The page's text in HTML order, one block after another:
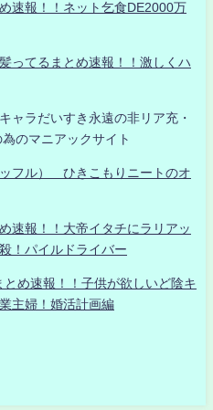
速報！！ネット乞食DE2000万
ってるまとめ速報！！激しくハ
ャラだいすき永遠の非リア充・
のマニアックサイト
フル） ひきこもりニートのオ
速報！！大帝イタチにラリアッ
！パイルドライバー
め速報！！子供が欲しいど陰キ
主婦！婚活計画編